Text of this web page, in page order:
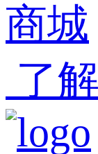
商城
了